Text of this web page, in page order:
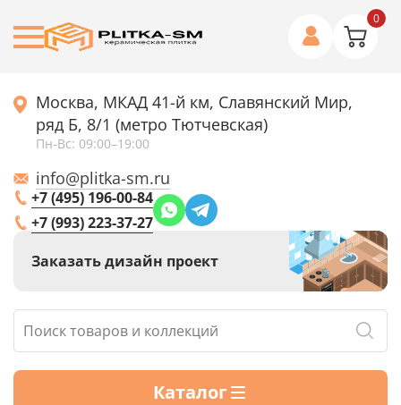
0
Москва, МКАД 41-й км, Славянский Мир,
ряд Б, 8/1 (метро Тютчевская)
Пн-Вс: 09:00–19:00
info@plitka-sm.ru
+7 (495) 196-00-84
+7 (993) 223-37-27
Заказать дизайн проект
Каталог